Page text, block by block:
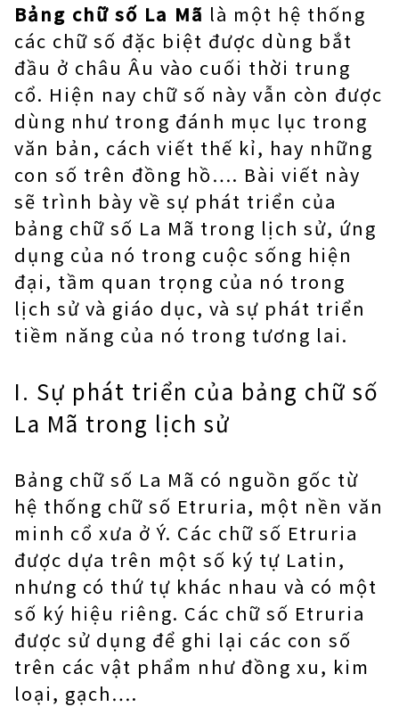
Bảng chữ số La Mã là một hệ thống
các chữ số đặc biệt được dùng bắt
đầu ở châu Âu vào cuối thời trung
cổ. Hiện nay chữ số này vẫn còn được
dùng như trong đánh mục lục trong
văn bản, cách viết thế kỉ, hay những
con số trên đồng hồ…. Bài viết này
sẽ trình bày về sự phát triển của
bảng chữ số La Mã trong lịch sử, ứng
dụng của nó trong cuộc sống hiện
đại, tầm quan trọng của nó trong
lịch sử và giáo dục, và sự phát triển
tiềm năng của nó trong tương lai.
I. Sự phát triển của bảng chữ số
La Mã trong lịch sử
Bảng chữ số La Mã có nguồn gốc từ
hệ thống chữ số Etruria, một nền văn
minh cổ xưa ở Ý. Các chữ số Etruria
được dựa trên một số ký tự Latin,
nhưng có thứ tự khác nhau và có một
số ký hiệu riêng. Các chữ số Etruria
được sử dụng để ghi lại các con số
trên các vật phẩm như đồng xu, kim
loại, gạch….